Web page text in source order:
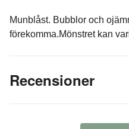
Munblåst. Bubblor och
förekomma.Mönstret kan
Recensioner